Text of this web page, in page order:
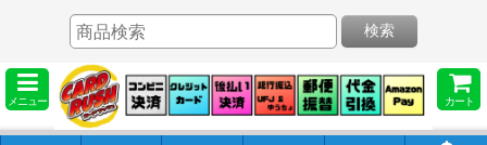
メニュー カート
検索